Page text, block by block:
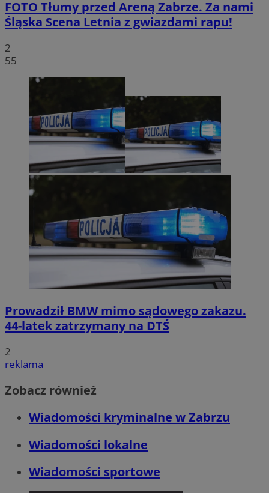
FOTO Tłumy przed Areną Zabrze. Za nami
Śląska Scena Letnia z gwiazdami rapu!
2
55
Prowadził BMW mimo sądowego zakazu.
44-latek zatrzymany na DTŚ
2
reklama
Zobacz również
Wiadomości kryminalne w Zabrzu
Wiadomości lokalne
Wiadomości sportowe